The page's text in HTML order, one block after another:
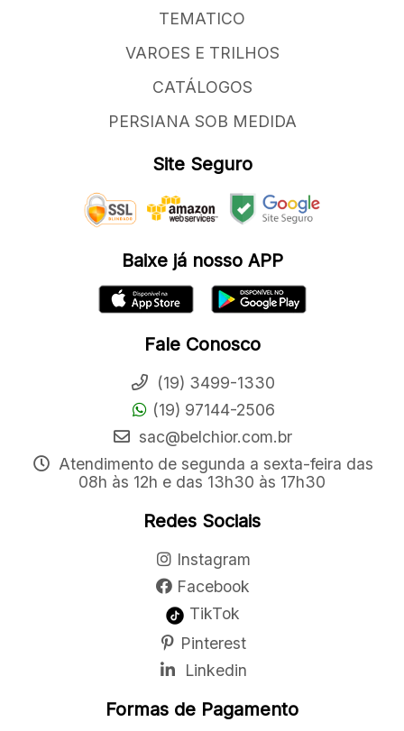
TEMATICO
VAROES E TRILHOS
CATÁLOGOS
PERSIANA SOB MEDIDA
Site Seguro
Baixe já nosso APP
Fale Conosco
(19) 3499-1330
(19) 97144-2506
sac@belchior.com.br
Atendimento de segunda a sexta-feira das
08h às 12h e das 13h30 às 17h30
Redes Sociais
Instagram
Facebook
TikTok
Pinterest
Linkedin
Formas de Pagamento